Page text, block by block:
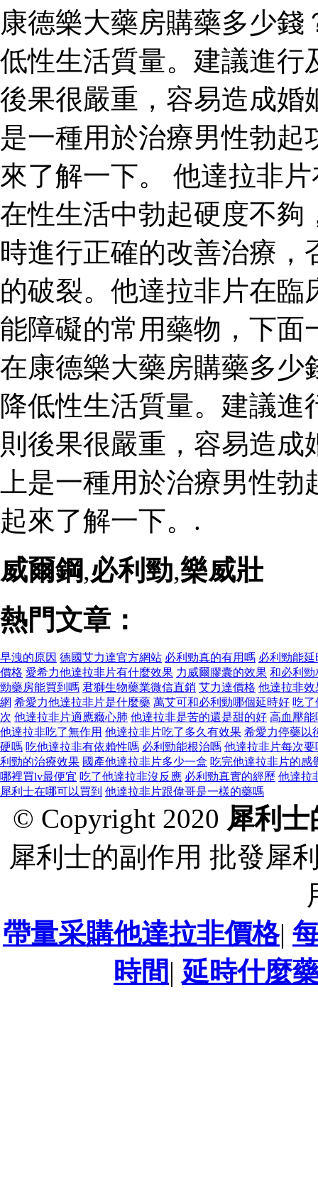
康德樂大藥房購藥多少
低性生活質量。建議進行
後果很嚴重，容易造成婚
是一種用於治療男性勃
來了解一下。 他達拉非
在性生活中勃起硬度不夠
時進行正確的改善治療
的破裂。他達拉非片在
能障礙的常用藥物，下面
在康德樂大藥房購藥多少
降低性生活質量。建議
則後果很嚴重，容易造
上是一種用於治療男性
起來了解一下。.
威爾鋼,必利勁,樂威壯
熱門文章：
早洩的原因 德國艾力達官方網站 必利勁真的有用嗎 必利勁能
價格 愛希力他達拉非片有什麼效果 力威爾膠囊的效果 和必利勁
勁藥房能買到嗎 君獅生物藥業微信直銷 艾力達價格 他達拉非
網 希愛力他達拉非片是什麼藥 萬艾可和必利勁哪個延時好 吃了
次 他達拉非片適應癥心肺 他達拉非是苦的還是甜的好 高血壓能
他達拉非吃了無作用 他達拉非片吃了多久有效果 希愛力停藥以
硬嗎 吃他達拉非有依賴性嗎 必利勁能根治嗎 他達拉非片每次要
利勁的治療效果 國產他達拉非片多少一盒 吃完他達拉非片的感
哪裡買lv最便宜 吃了他達拉非沒反應 必利勁真實的經歷 他達拉
犀利士在哪可以買到 他達拉非片跟偉哥是一樣的藥嗎
© Copyright 2020 犀利
犀利士的副作用 批發犀
帶量采購他達拉非價格|
時間| 延時什麼